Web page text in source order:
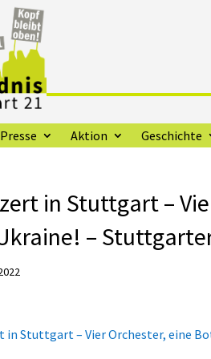
Presse Aktion Geschichte
in Stuttgart –
–
in Stuttgart – Vier Orchester, eine